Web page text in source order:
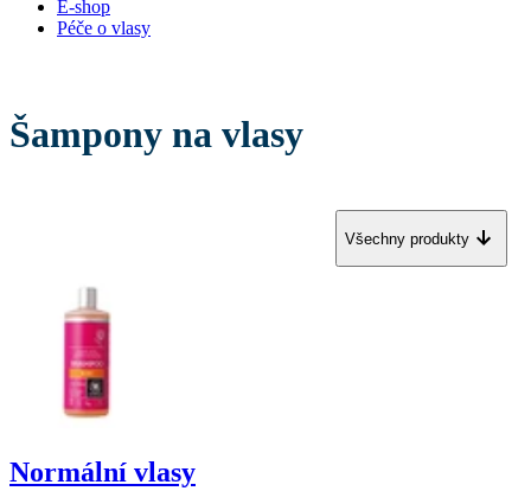
E-shop
Péče o vlasy
Šampony na vlasy
Všechny produkty
Normální vlasy